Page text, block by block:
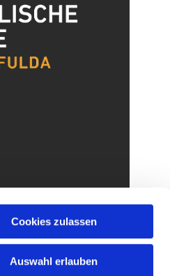
Cookies zulassen
Auswahl erlauben